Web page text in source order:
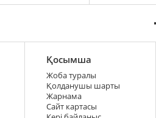
Қосымша
Жоба туралы
Қолданушы шарты
Жарнама
Сайт картасы